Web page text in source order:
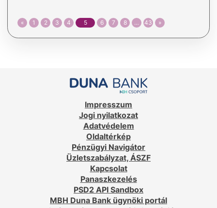
« 1 2 3 4 5 6 7 8 … 43 »
Impresszum
Jogi nyilatkozat
Adatvédelem
Oldaltérkép
Pénzügyi Navigátor
Üzletszabályzat, ÁSZF
Kapcsolat
Panaszkezelés
PSD2 API Sandbox
MBH Duna Bank ügynöki portál